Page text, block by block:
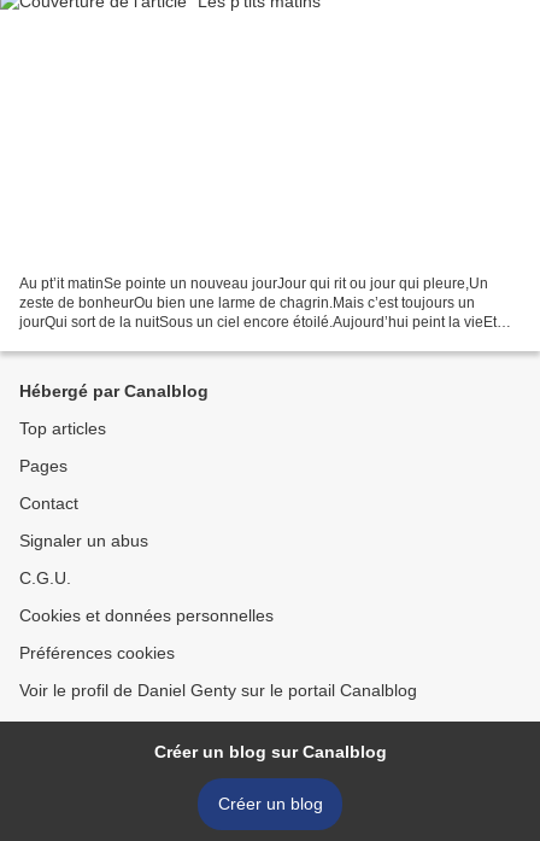
Au pt’it matinSe pointe un nouveau jourJour qui rit ou jour qui pleure,Un
zeste de bonheurOu bien une larme de chagrin.Mais c’est toujours un
jourQui sort de la nuitSous un ciel encore étoilé.Aujourd’hui peint la vieEt
Hébergé par Canalblog
Top articles
Pages
Contact
Signaler un abus
C.G.U.
Cookies et données personnelles
Préférences cookies
Voir le profil de Daniel Genty sur le portail Canalblog
Créer un blog sur Canalblog
Créer un blog